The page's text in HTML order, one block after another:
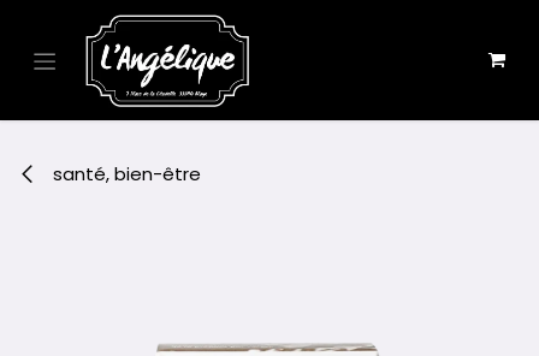
Se rendre au contenu
santé, bien-être